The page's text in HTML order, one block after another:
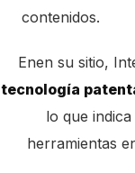
contenidos.
Enen su sitio,
tecnología
lo que
herramientas